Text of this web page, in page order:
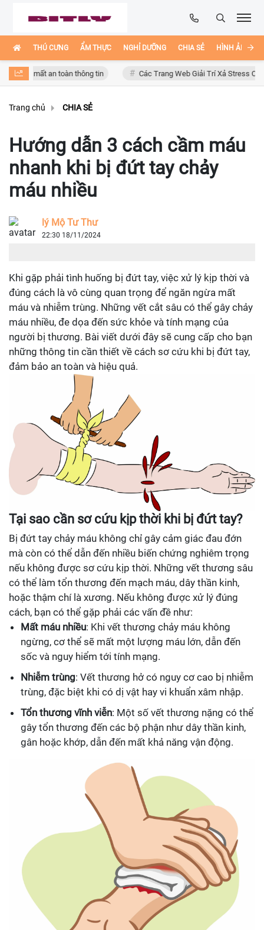
THÚ CƯNG ẨM THỰC NGHỈ DƯỠNG CHIA SẺ HÌNH ẢNH
mất an toàn thông tin Các Trang Web Giải Trí Xả Stress Cực Hay
Trang chủ CHIA SẺ
Hướng dẫn 3 cách cầm máu
nhanh khi bị đứt tay chảy
máu nhiều
lý Mộ Tư Thư
22:30 18/11/2024
Khi gặp phải tình huống bị đứt tay, việc xử lý kịp thời và
đúng cách là vô cùng quan trọng để ngăn ngừa mất
máu và nhiễm trùng. Những vết cắt sâu có thể gây chảy
máu nhiều, đe dọa đến sức khỏe và tính mạng của
người bị thương. Bài viết dưới đây sẽ cung cấp cho bạn
những thông tin cần thiết về cách sơ cứu khi bị đứt tay,
đảm bảo an toàn và hiệu quả.
Tại sao cần sơ cứu kịp thời khi bị đứt tay?
Bị đứt tay chảy máu không chỉ gây cảm giác đau đớn
mà còn có thể dẫn đến nhiều biến chứng nghiêm trọng
nếu không được sơ cứu kịp thời. Những vết thương sâu
có thể làm tổn thương đến mạch máu, dây thần kinh,
hoặc thậm chí là xương. Nếu không được xử lý đúng
cách, bạn có thể gặp phải các vấn đề như:
Mất máu nhiều: Khi vết thương chảy máu không
ngừng, cơ thể sẽ mất một lượng máu lớn, dẫn đến
sốc và nguy hiểm tới tính mạng.
Nhiễm trùng: Vết thương hở có nguy cơ cao bị nhiễm
trùng, đặc biệt khi có dị vật hay vi khuẩn xâm nhập.
Tổn thương vĩnh viễn: Một số vết thương nặng có thể
gây tổn thương đến các bộ phận như dây thần kinh,
gân hoặc khớp, dẫn đến mất khả năng vận động.